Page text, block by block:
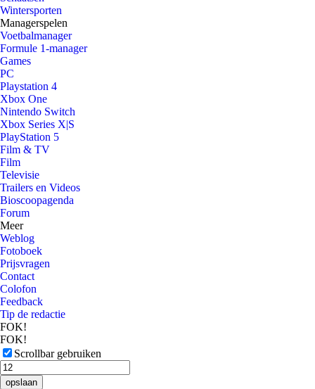
Wintersporten
Managerspelen
Voetbalmanager
Formule 1-manager
Games
PC
Playstation 4
Xbox One
Nintendo Switch
Xbox Series X|S
PlayStation 5
Film & TV
Film
Televisie
Trailers en Videos
Bioscoopagenda
Forum
Meer
Weblog
Fotoboek
Prijsvragen
Contact
Colofon
Feedback
Tip de redactie
FOK!
FOK!
Scrollbar gebruiken
opslaan